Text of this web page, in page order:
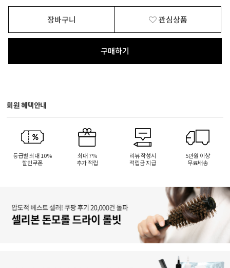
장바구니 관심상품
구매하기
회원 혜택안내
등급별 최대 10%
할인쿠폰
최대 7%
추가 적립
리뷰 작성시
적립금 지급
5만원 이상
무료배송